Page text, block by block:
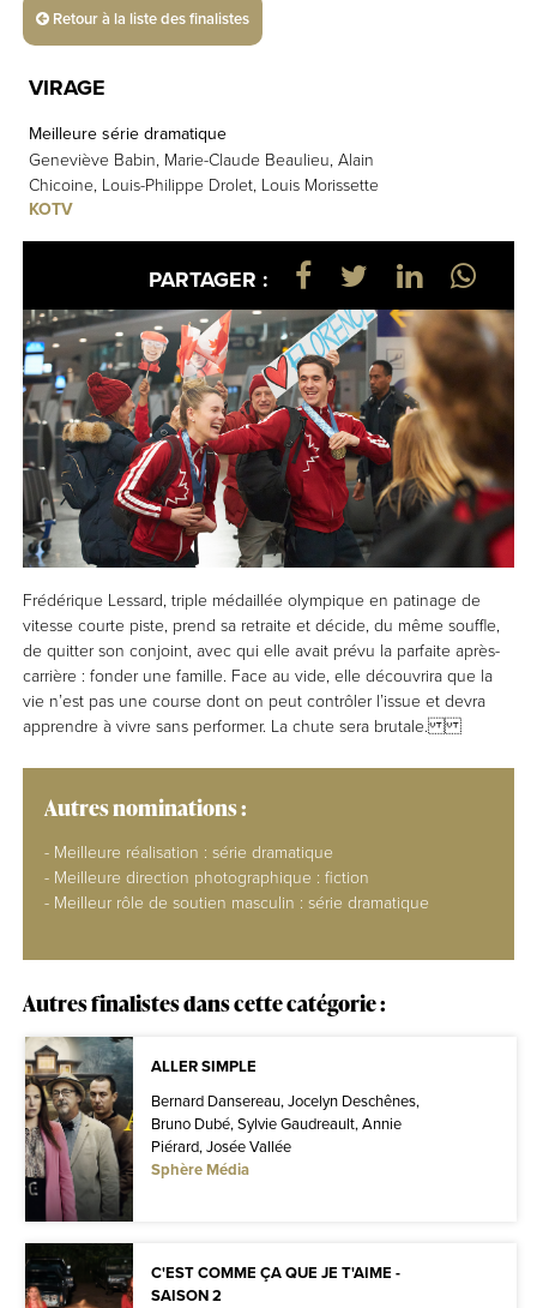
Retour à la liste des finalistes
VIRAGE
Meilleure série dramatique
Geneviève Babin, Marie-Claude Beaulieu, Alain
Chicoine, Louis-Philippe Drolet, Louis Morissette
KOTV
PARTAGER :
Frédérique Lessard, triple médaillée olympique en patinage de
vitesse courte piste, prend sa retraite et décide, du même souffle,
de quitter son conjoint, avec qui elle avait prévu la parfaite après-
carrière : fonder une famille. Face au vide, elle découvrira que la
vie n’est pas une course dont on peut contrôler l’issue et devra
apprendre à vivre sans performer. La chute sera brutale.
Autres nominations :
- Meilleure réalisation : série dramatique
- Meilleure direction photographique : fiction
- Meilleur rôle de soutien masculin : série dramatique
Autres finalistes dans cette catégorie :
ALLER SIMPLE
Bernard Dansereau, Jocelyn Deschênes,
Bruno Dubé, Sylvie Gaudreault, Annie
Piérard, Josée Vallée
Sphère Média
C'EST COMME ÇA QUE JE T'AIME -
SAISON 2